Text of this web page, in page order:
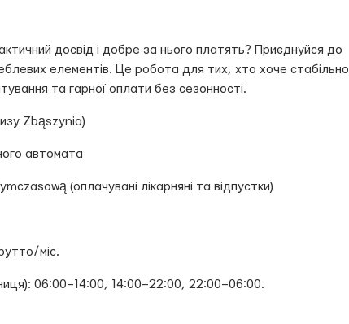
досвід і добре за нього платять? Приєднуйся до
елементів. Це робота для тих, хто хоче
та гарної оплати без сезонності.
Zbąszynia)
автомата
(оплачувані лікарняні та відпустки)
міс.
06:00–14:00, 14:00–22:00, 22:00–06:00.